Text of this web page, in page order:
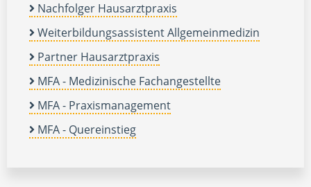
Nachfolger Hausarztpraxis
Weiterbildungsassistent Allgemeinmedizin
Partner Hausarztpraxis
MFA - Medizinische Fachangestellte
MFA - Praxismanagement
MFA - Quereinstieg